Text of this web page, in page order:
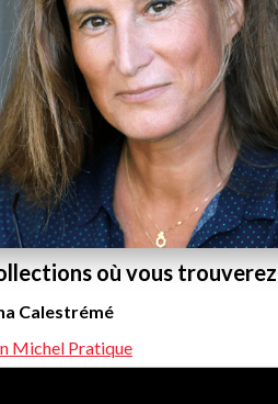
où vous trouverez
Calestrémé
Michel Pratique